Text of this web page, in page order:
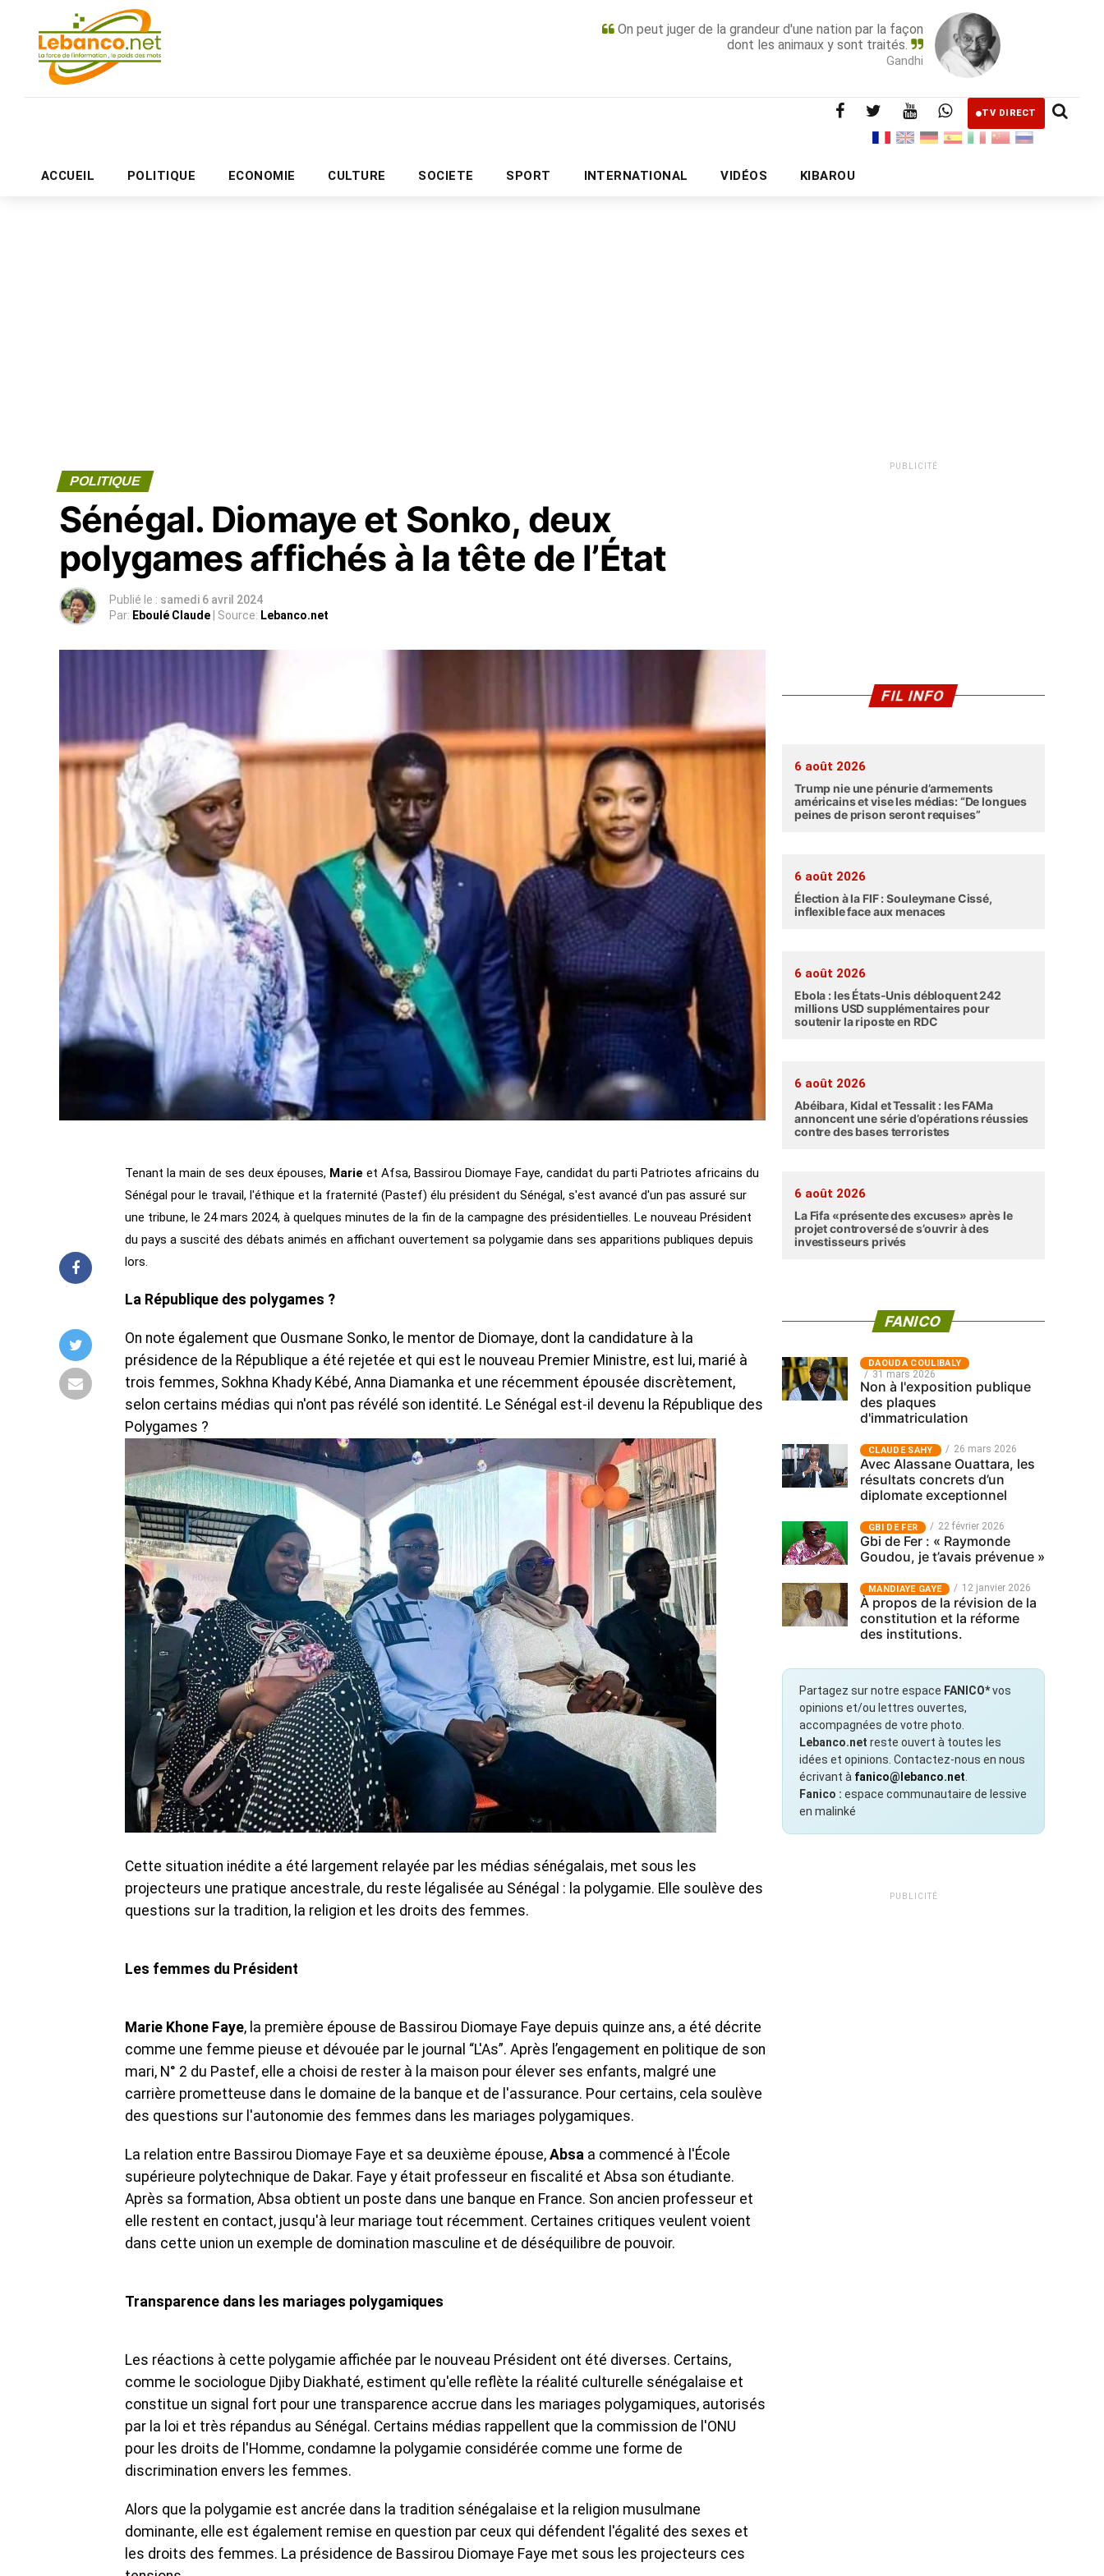
On peut juger de la grandeur d'une nation par la façon
dont les animaux y sont traités.
Gandhi
TV DIRECT
ACCUEIL POLITIQUE ECONOMIE CULTURE SOCIETE SPORT INTERNATIONAL VIDÉOS KIBAROU
PUBLICITÉ
POLITIQUE
Sénégal. Diomaye et Sonko, deux
polygames affichés à la tête de l’État
Publié le : samedi 6 avril 2024
Par: Eboulé Claude | Source: Lebanco.net
Tenant la main de ses deux épouses, Marie et Afsa, Bassirou Diomaye Faye, candidat du parti Patriotes africains du
Sénégal pour le travail, l'éthique et la fraternité (Pastef) élu président du Sénégal, s'est avancé d'un pas assuré sur
une tribune, le 24 mars 2024, à quelques minutes de la fin de la campagne des présidentielles. Le nouveau Président
du pays a suscité des débats animés en affichant ouvertement sa polygamie dans ses apparitions publiques depuis
lors.
La République des polygames ?
On note également que Ousmane Sonko, le mentor de Diomaye, dont la candidature à la
présidence de la République a été rejetée et qui est le nouveau Premier Ministre, est lui, marié à
trois femmes, Sokhna Khady Kébé, Anna Diamanka et une récemment épousée discrètement,
selon certains médias qui n'ont pas révélé son identité. Le Sénégal est-il devenu la République des
Polygames ?
Cette situation inédite a été largement relayée par les médias sénégalais, met sous les
projecteurs une pratique ancestrale, du reste légalisée au Sénégal : la polygamie. Elle soulève des
questions sur la tradition, la religion et les droits des femmes.
Les femmes du Président
Marie Khone Faye, la première épouse de Bassirou Diomaye Faye depuis quinze ans, a été décrite
comme une femme pieuse et dévouée par le journal “L'As”. Après l’engagement en politique de son
mari, N° 2 du Pastef, elle a choisi de rester à la maison pour élever ses enfants, malgré une
carrière prometteuse dans le domaine de la banque et de l'assurance. Pour certains, cela soulève
des questions sur l'autonomie des femmes dans les mariages polygamiques.
La relation entre Bassirou Diomaye Faye et sa deuxième épouse, Absa a commencé à l'École
supérieure polytechnique de Dakar. Faye y était professeur en fiscalité et Absa son étudiante.
Après sa formation, Absa obtient un poste dans une banque en France. Son ancien professeur et
elle restent en contact, jusqu'à leur mariage tout récemment. Certaines critiques veulent voient
dans cette union un exemple de domination masculine et de déséquilibre de pouvoir.
Transparence dans les mariages polygamiques
Les réactions à cette polygamie affichée par le nouveau Président ont été diverses. Certains,
comme le sociologue Djiby Diakhaté, estiment qu'elle reflète la réalité culturelle sénégalaise et
constitue un signal fort pour une transparence accrue dans les mariages polygamiques, autorisés
par la loi et très répandus au Sénégal. Certains médias rappellent que la commission de l'ONU
pour les droits de l'Homme, condamne la polygamie considérée comme une forme de
discrimination envers les femmes.
Alors que la polygamie est ancrée dans la tradition sénégalaise et la religion musulmane
dominante, elle est également remise en question par ceux qui défendent l'égalité des sexes et
les droits des femmes. La présidence de Bassirou Diomaye Faye met sous les projecteurs ces
PUBLICITÉ
FIL INFO
6 août 2026
Trump nie une pénurie d’armements
américains et vise les médias: “De longues
peines de prison seront requises”
6 août 2026
Élection à la FIF : Souleymane Cissé,
inflexible face aux menaces
6 août 2026
Ebola : les États-Unis débloquent 242
millions USD supplémentaires pour
soutenir la riposte en RDC
6 août 2026
Abéibara, Kidal et Tessalit : les FAMa
annoncent une série d’opérations réussies
contre des bases terroristes
6 août 2026
La Fifa «présente des excuses» après le
projet controversé de s’ouvrir à des
investisseurs privés
FANICO
‎DAOUDA COULIBALY
31 mars 2026
Non à l'exposition publique
des plaques
d'immatriculation
CLAUDE SAHY 26 mars 2026
Avec Alassane Ouattara, les
résultats concrets d’un
diplomate exceptionnel
GBI DE FER 22 février 2026
Gbi de Fer : « Raymonde
Goudou, je t’avais prévenue »
MANDIAYE GAYE 12 janvier 2026
À propos de la révision de la
constitution et la réforme
des institutions.
Partagez sur notre espace FANICO*vos
opinions et/ou lettres ouvertes,
accompagnées de votre photo.
Lebanco.net reste ouvert à toutes les
idées et opinions. Contactez-nous en nous
écrivant à fanico@lebanco.net
Fanico : espace communautaire de lessive
en malinké
PUBLICITÉ